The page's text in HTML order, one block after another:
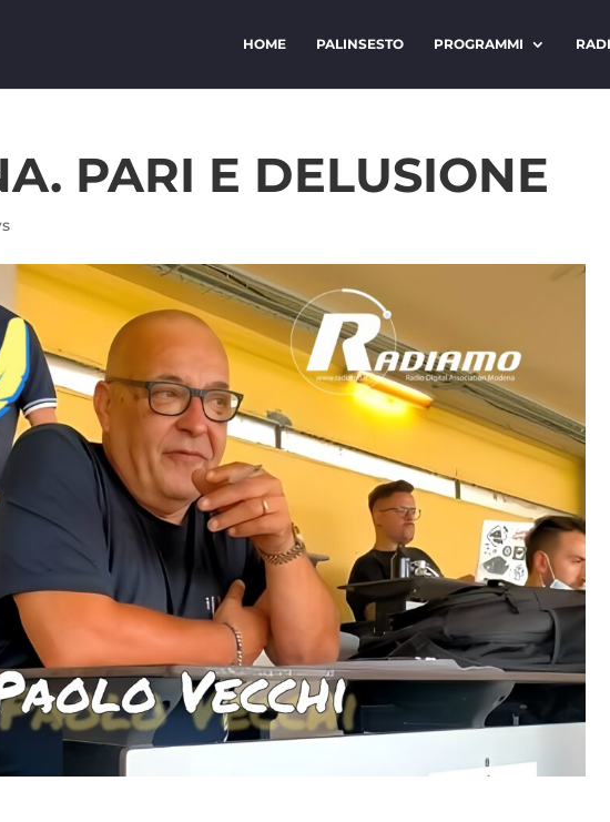
HOME PALINSESTO PROGRAMMI
PARI E DELUSIONE